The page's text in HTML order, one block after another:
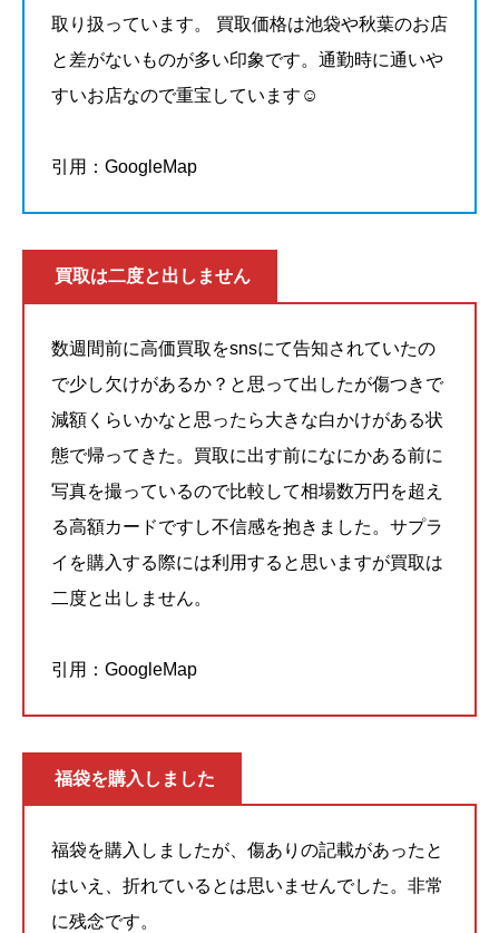
取り扱っています。 買取価格は池袋や秋葉のお店
と差がないものが多い印象です。通勤時に通いや
すいお店なので重宝しています☺️
引用：GoogleMap
買取は二度と出しません
数週間前に高価買取をsnsにて告知されていたの
で少し欠けがあるか？と思って出したが傷つきで
減額くらいかなと思ったら大きな白かけがある状
態で帰ってきた。買取に出す前になにかある前に
写真を撮っているので比較して相場数万円を超え
る高額カードですし不信感を抱きました。サプラ
イを購入する際には利用すると思いますが買取は
二度と出しません。
引用：GoogleMap
福袋を購入しました
福袋を購入しましたが、傷ありの記載があったと
はいえ、折れているとは思いませんでした。非常
に残念です。